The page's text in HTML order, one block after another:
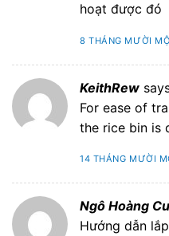
hoạt được đó
8 THÁNG MƯỜI
KeithRew
For ease of
the rice bin is
14 THÁNG MƯỜI
Ngô Hoàng
Hướng dẫn